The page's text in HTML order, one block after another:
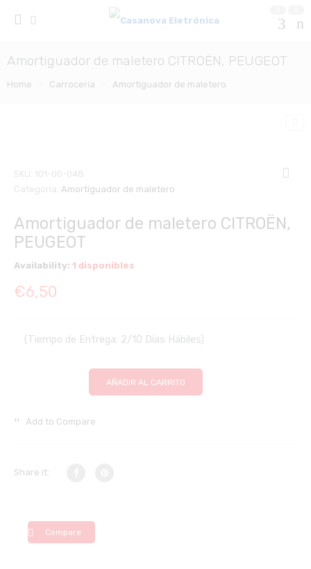
Amortiguador de maletero CITROËN, PEUGEOT
Home Carrocería Amortiguador de maletero
SKU: 101-00-048
Categoría: Amortiguador de maletero
Amortiguador de maletero CITROËN,
PEUGEOT
Availability: 1 disponibles
€6,50
(Tiempo de Entrega: 2/10 Días Hábiles)
AÑADIR AL CARRITO
Add to Compare
Share it:
Compare